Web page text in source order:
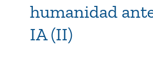
humanidad
IA (II)